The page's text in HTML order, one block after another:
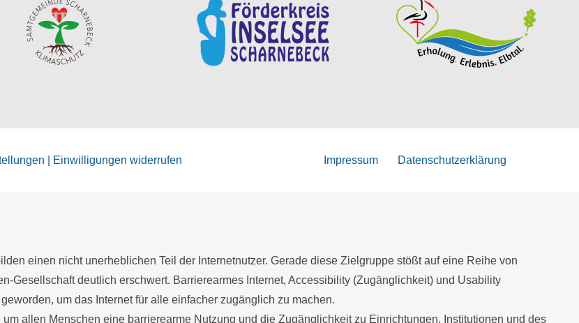
Einwilligungen widerrufen Impressum Datenschutzerklärung
einen nicht unerheblichen Teil der Internetnutzer. Gerade diese Zielgruppe stößt auf eine Reihe von
Gesellschaft deutlich erschwert. Barrierearmes Internet, Accessibility (Zugänglichkeit) und Usability
um das Internet für alle einfacher zugänglich zu machen.
allen Menschen eine barrierearme Nutzung und die Zugänglichkeit zu Einrichtungen, Institutionen und des